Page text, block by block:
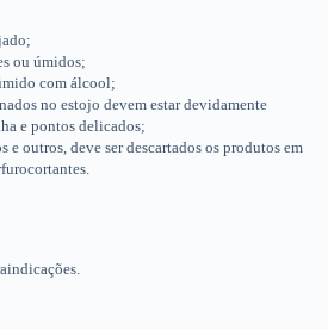
ou úmidos;
com álcool;
no estojo devem estar devidamente
e pontos delicados;
e outros, deve ser descartados os produtos em